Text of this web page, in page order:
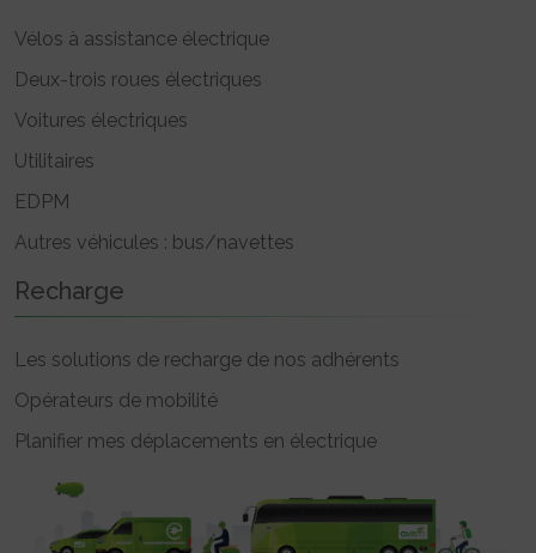
Vélos à assistance électrique
Deux-trois roues électriques
Voitures électriques
Utilitaires
EDPM
Autres véhicules : bus/navettes
Recharge
Les solutions de recharge de nos adhérents
Opérateurs de mobilité
Planifier mes déplacements en électrique